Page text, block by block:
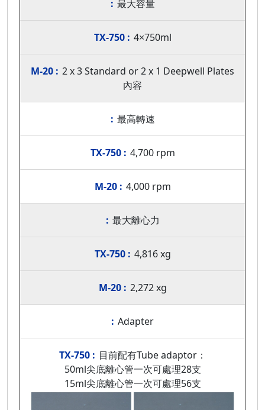
最大容量
4×750ml
2 x 3 Standard or 2 x 1 Deepwell Plates
內容
最高轉速
4,700 rpm
4,000 rpm
最大離心力
4,816 xg
2,272 xg
Adapter
目前配有Tube adaptor：
50ml尖底離心管一次可處理28支
15ml尖底離心管一次可處理56支